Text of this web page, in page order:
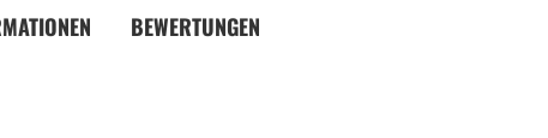
BEWERTUNGEN